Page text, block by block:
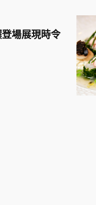
場展現時令